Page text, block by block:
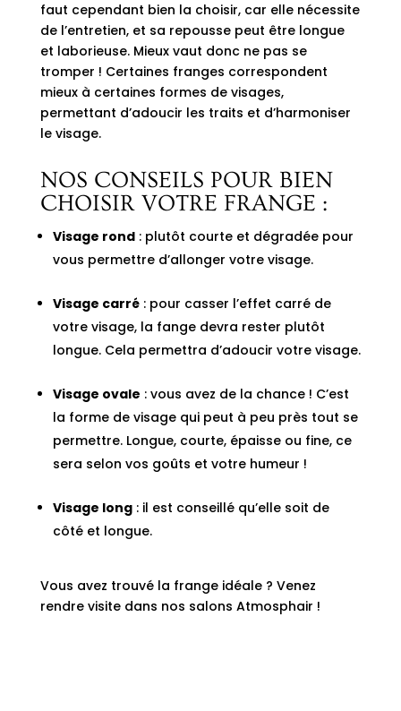
faut cependant bien la choisir, car elle nécessite
de l’entretien, et sa repoussepeut être longue
et laborieuse. Mieux vaut donc ne pas se
tromper ! Certaines franges correspondent
mieux à certaines formes de visages,
permettant d’adoucir les traits et d’harmoniser
le visage.
NOS CONSEILS POUR BIEN
CHOISIR VOTRE FRANGE :
Visage rond: plutôt courte et dégradée pour
vous permettre d’allonger votre visage.
Visage carré: pour casser l’effet carré de
votre visage, la fange devra rester plutôt
longue. Cela permettra d’adoucir votre visage.
Visage ovale : vous avez de la chance ! C’est
la forme de visage qui peut à peu près tout se
permettre. Longue, courte, épaisse ou fine, ce
sera selon vos goûts et votre humeur !
Visage long: il est conseillé qu’elle soit de
côté et longue.
Vous avez trouvé la frange idéale ? Venez
rendre visite dans nos salons Atmosphair !